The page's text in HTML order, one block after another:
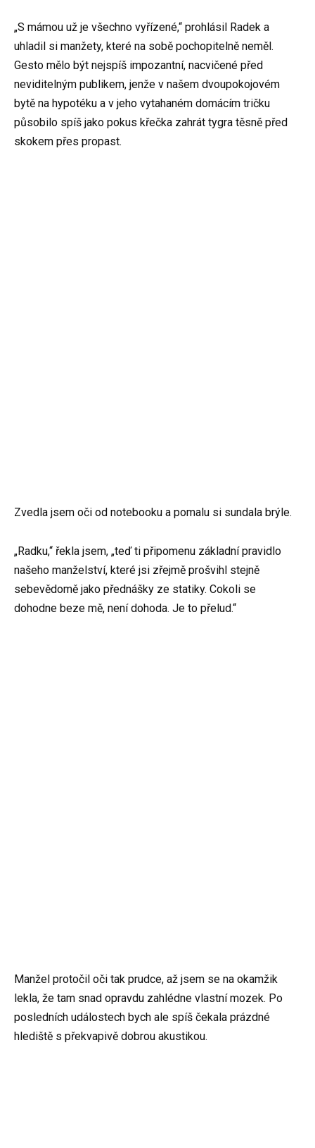
„S mámou už je všechno vyřízené,“ prohlásil Radek a
uhladil si manžety, které na sobě pochopitelně neměl.
Gesto mělo být nejspíš impozantní, nacvičené před
neviditelným publikem, jenže v našem dvoupokojovém
bytě na hypotéku a v jeho vytahaném domácím tričku
působilo spíš jako pokus křečka zahrát tygra těsně před
skokem přes propast.
Zvedla jsem oči od notebooku a pomalu si sundala brýle.
„Radku,“ řekla jsem, „teď ti připomenu základní pravidlo
našeho manželství, které jsi zřejmě prošvihl stejně
sebevědomě jako přednášky ze statiky. Cokoli se
dohodne beze mě, není dohoda. Je to přelud.“
Manžel protočil oči tak prudce, až jsem se na okamžik
lekla, že tam snad opravdu zahlédne vlastní mozek. Po
posledních událostech bych ale spíš čekala prázdné
hlediště s překvapivě dobrou akustikou.